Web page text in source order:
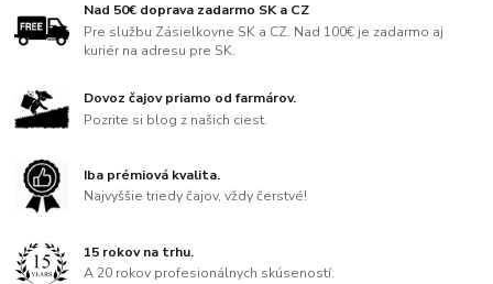
Nad 50€ doprava zadarmo SK a CZ
Pre službu Zásielkovne SK a CZ. Nad 100€ je zadarmo aj
kuriér na adresu pre SK.
Dovoz čajov priamo od farmárov.
Pozrite si blog z našich ciest.
Iba prémiová kvalita.
Najvyššie triedy čajov, vždy čerstvé!
15 rokov na trhu.
A 20 rokov profesionálnych skúseností.